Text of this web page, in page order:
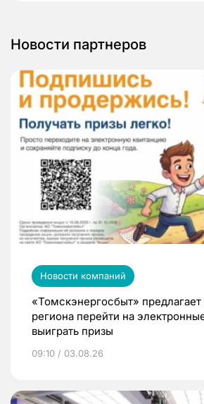
Новости партнеров
Новости компаний
«Томскэнергосбыт»
региона перейти на
выиграть призы
09:10 / 03.08.26